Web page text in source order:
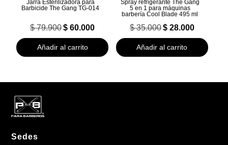
Jarra Esterilizadora para
Barbicide The Gang TG-014
$79.900 El
precio
original
era:
$ 60.000
actual
$ 60.000.
Añadir al carrito
Spray refrigerante The Gang
5 en 1 para máquinas
barbería Cool Blade 495 ml
$35.000 El
precio
original
era:
$28.000El
actual
$ 28.000.
Añadir al carrito
Sedes